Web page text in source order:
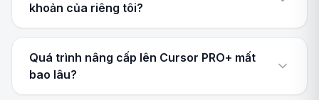
khoản của riêng tôi?
Quá trình nâng cấp lên Cursor PRO+ mất
bao lâu?